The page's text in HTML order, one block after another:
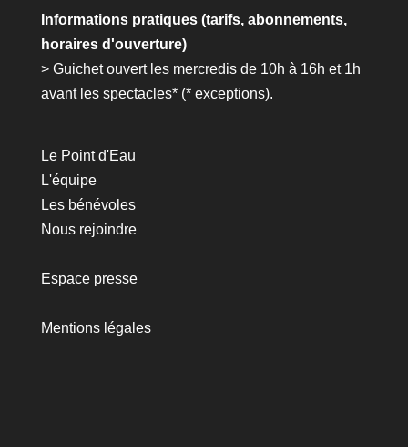
Informations pratiques (tarifs, abonnements,
horaires d'ouverture)
> Guichet ouvert les mercredis de 10h à 16h et 1h
avant les spectacles* (* exceptions).
Le Point d'Eau
L'équipe
Les bénévoles
Nous rejoindre
Espace presse
Mentions légales